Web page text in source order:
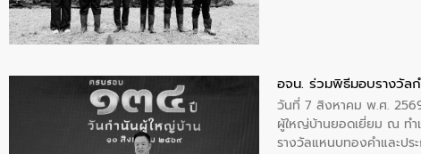
อจน. ร่วมพิธีมอบรางวัล
วันที่ 7 สิงหาคม พ.ศ.
ผู้ใหญ่บ้านยอดเยี่ยม ณ ทำ
รางวัลแหนบทองคำและป